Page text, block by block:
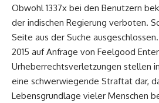
Obwohl 1337x bei den Benutzern
der indischen Regierung verboten.
Seite aus der Suche
2015 auf Anfrage von Feelgood
Urheberrechtsverletzungen stellen
eine schwerwiegende Straftat dar,
Lebensgrundlage vieler Menschen